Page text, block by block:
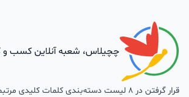
چچیلاس، شعبه آنلاین کسب و
قرار گرفتن در 8 لیست دسته‌بندی کلمات